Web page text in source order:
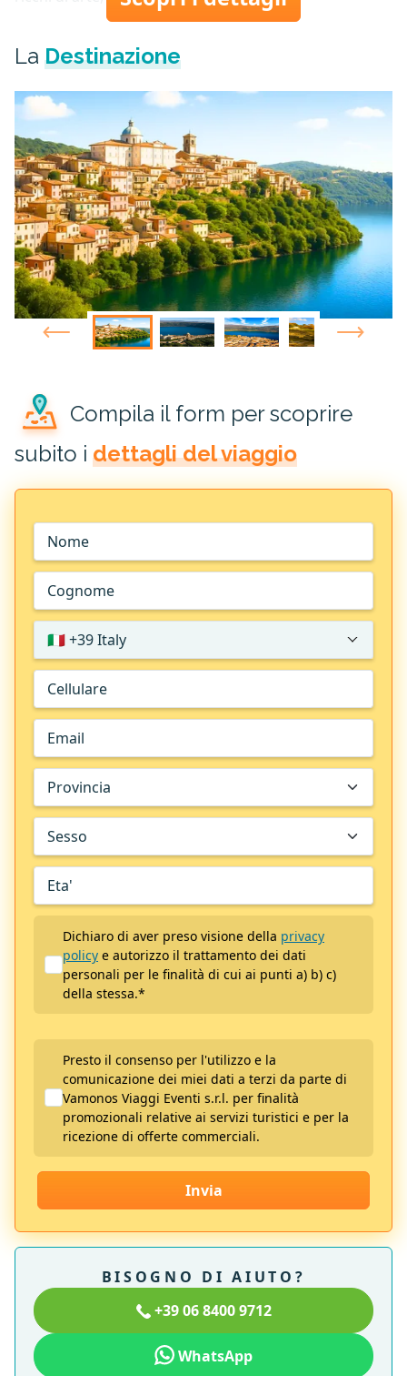
La Destinazione
Compila il form per scoprire
subito i dettagli del viaggio
🇮🇹 +39 Italy
Dichiaro di aver preso visione della privacy
policy e autorizzo il trattamento dei dati
personali per le finalità di cui ai punti a) b) c)
della stessa.*
Presto il consenso per l'utilizzo e la
comunicazione dei miei dati a terzi da parte di
Vamonos Viaggi Eventi s.r.l. per finalità
promozionali relative ai servizi turistici e per la
ricezione di offerte commerciali.
Invia
BISOGNO DI AIUTO?
+39 06 8400 9712
WhatsApp